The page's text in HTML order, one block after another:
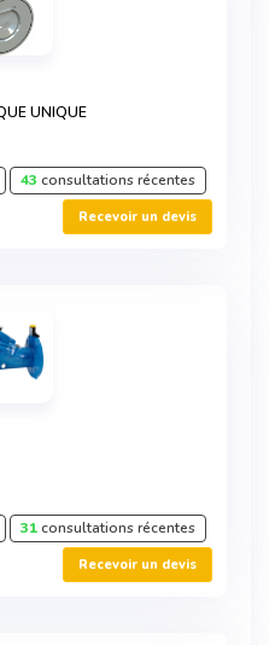
UNIQUE
43 consultations récentes
Recevoir un devis
31consultations récentes
Recevoir un devis